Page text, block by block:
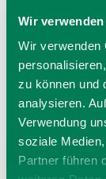
Wir
Wir verwenden
zu können und
analysieren.
Verwendung
soziale
Partner führen
Mit derBRB
Von dort sind